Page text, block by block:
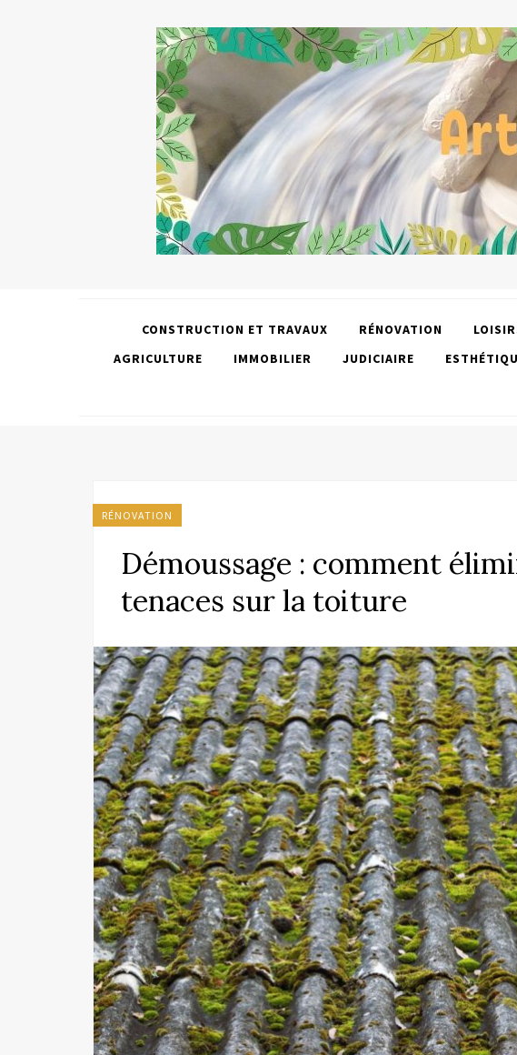
CONSTRUCTION ET TRAVAUX RÉNOVATION
AGRICULTURE
IMMOBILIER JUDICIAIRE
RÉNOVATION
Démoussage : comment
tenaces sur la toiture